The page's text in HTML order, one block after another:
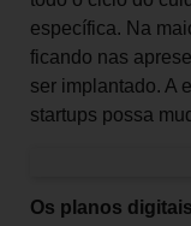
específica. Na
ficando nas
ser implantado. A
startups possa
Os planos digitais